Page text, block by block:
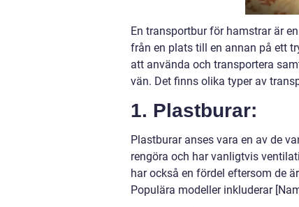
En transportbur för hamstrar är
från en plats till en annan på ett
att använda och transportera
vän. Det finns olika typer av
1. Plastburar:
Plastburar anses vara en av de
rengöra och har vanligtvis
har också en fördel eftersom de
Populära modeller inkluderar